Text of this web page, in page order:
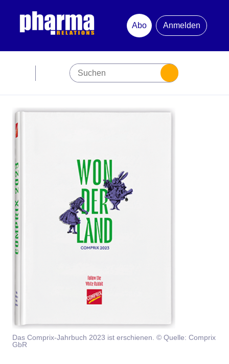
Abo
Anmelden
Newsletter
Mediadaten
Themen
Digital Health
Aktuelle Ausgabe
Abonnement
Werben
Das Comprix-Jahrbuch 2023 ist erschienen. © Quelle: Comprix
GbR